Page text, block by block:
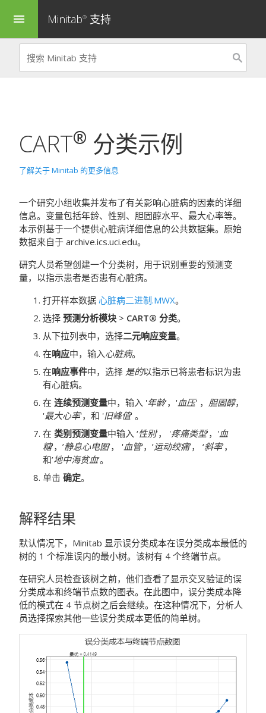
menu Minitab® 支持
CART® 分类示例
了解关于 Minitab 的更多信息
一个研究小组收集并发布了有关影响心脏病的因素的详细
信息。变量包括年龄、性别、胆固醇水平、最大心率等。
本示例基于一个提供心脏病详细信息的公共数据集。原始
数据来自于 archive.ics.uci.edu。
研究人员希望创建一个分类树，用于识别重要的预测变
量，以指示患者是否患有心脏病。
打开样本数据 心脏病二进制.MWX。
选择 预测分析模块 > CART® 分类。
从下拉列表中，选择二元响应变量。
在响应中，输入心脏病。
在响应事件中，选择 是的以指示已将患者标识为患
有心脏病。
在 连续预测变量中，输入 '年龄'，'血压' ， 胆固醇，
'最大心率'，和 '旧峰值' 。
在 类别预测变量中输入 ‘性别’， '疼痛类型'，'血
糖'，’静息心电图’， '血管'，’运动绞痛’， ‘斜率’，
和’地中海贫血’。
单击 确定。
解释结果
默认情况下，Minitab 显示误分类成本在误分类成本最低的
树的 1 个标准误内的最小树。该树有 4 个终端节点。
在研究人员检查该树之前，他们查看了显示交叉验证的误
分类成本和终端节点数的图表。在此图中，误分类成本降
低的模式在 4 节点树之后会继续。在这种情况下，分析人
员选择探索其他一些误分类成本更低的简单树。